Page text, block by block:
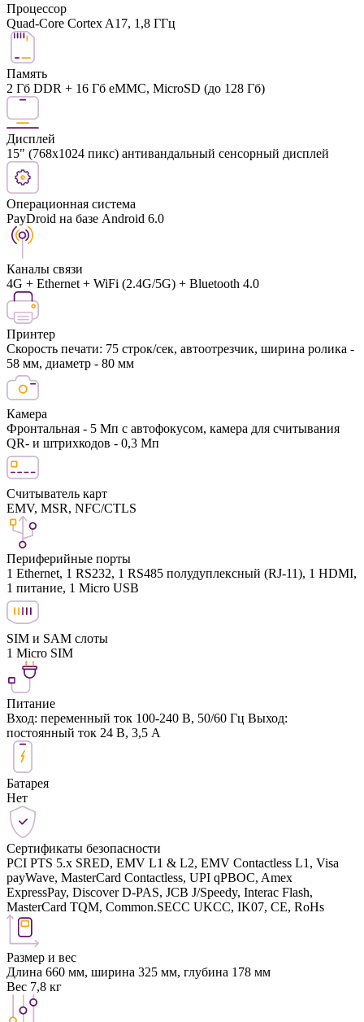
Процессор
Quad-Core Cortex A17, 1,8 ГГц
Память
2 Гб DDR + 16 Гб eMMC, MicroSD (до 128 Гб)
Дисплей
15" (768х1024 пикс) антивандальный сенсорный дисплей
Операционная система
PayDroid на базе Android 6.0
Каналы связи
4G + Ethernet + WiFi (2.4G/5G) + Bluetooth 4.0
Принтер
Скорость печати: 75 строк/сек, автоотрезчик, ширина ролика -
58 мм, диаметр - 80 мм
Камера
Фронтальная - 5 Мп с автофокусом, камера для считывания
QR- и штрихкодов - 0,3 Мп
Считыватель карт
EMV, MSR, NFC/CTLS
Периферийные порты
1 Ethernet, 1 RS232, 1 RS485 полудуплексный (RJ-11), 1 HDMI,
1 питание, 1 Micro USB
SIM и SAM слоты
1 Micro SIM
Питание
Вход: переменный ток 100-240 В, 50/60 Гц Выход:
постоянный ток 24 В, 3,5 А
Батарея
Нет
Сертификаты безопасности
PCI PTS 5.x SRED, EMV L1 & L2, EMV Contactless L1, Visa
payWave, MasterCard Contactless, UPI qPBOC, Amex
ExpressPay, Discover D-PAS, JCB J/Speedy, Interac Flash,
MasterCard TQM, Common.SECC UKCC, IK07, CE, RoHs
Размер и вес
Длина 660 мм, ширина 325 мм, глубина 178 мм
Вес 7,8 кг